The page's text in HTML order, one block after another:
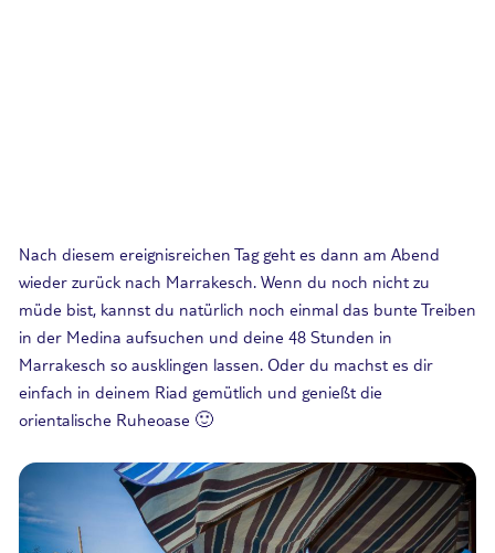
Nach diesem ereignisreichen Tag geht es dann am Abend
wieder zurück nach Marrakesch. Wenn du noch nicht zu
müde bist, kannst du natürlich noch einmal das bunte Treiben
in der Medina aufsuchen und deine 48 Stunden in
Marrakesch so ausklingen lassen. Oder du machst es dir
einfach in deinem Riad gemütlich und genießt die
orientalische Ruheoase 🙂